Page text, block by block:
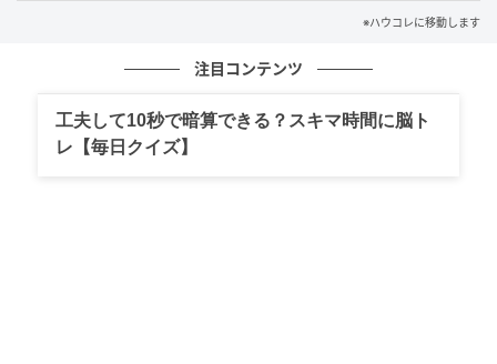
らこそ！」だけでした。
彼は画面を覗き込んで、「あ、これあったんだ」と苦
た」と続けます。私があれだけ勇気を出して送ったメ
ッセージは、彼の記憶にはほとんど残っていなかった
※ハウコレに移動します
注目コンテンツ
工夫して10秒で暗算できる？スキマ時間に脳ト
レ【毎日クイズ】